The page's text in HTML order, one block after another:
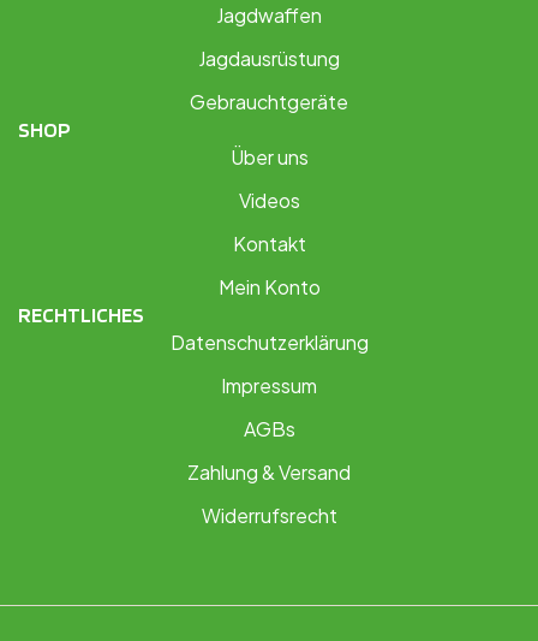
Jagdwaffen
Jagdausrüstung
Gebrauchtgeräte
SHOP
Über uns
Videos
Kontakt
Mein Konto
RECHTLICHES
Datenschutzerklärung
Impressum
AGBs
Zahlung & Versand
Widerrufsrecht